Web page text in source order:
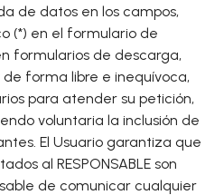
de datos en los campos,
(*) en el formulario de
formularios de descarga,
forma libre e inequívoca,
para atender su petición,
voluntaria la inclusión de
El Usuario garantiza que
al RESPONSABLE son
de comunicar cualquier